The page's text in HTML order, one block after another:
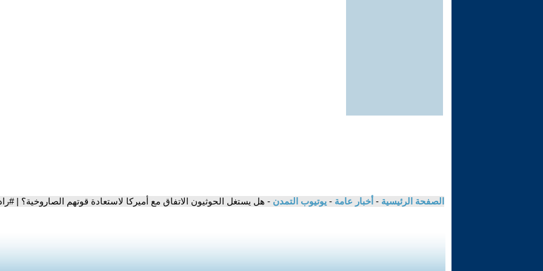
الصفحة الرئيسية - أخبار عامة - يوتيوب التمدن - هل يستغل الحوثيون الاتفاق مع أميركا لاستعادة قوتهم الصاروخية؟ |